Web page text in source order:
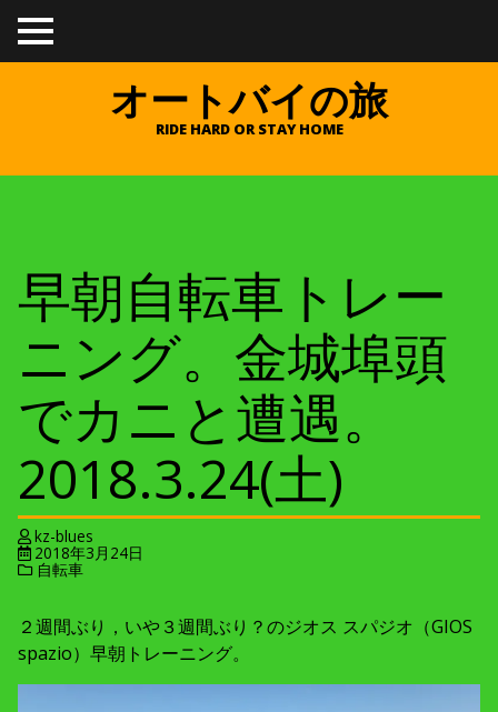
TO
GGL
オートバイの旅
RIDE HARD OR STAY HOME
早朝自転車トレー
ニング。金城埠頭
でカニと遭遇。
2018.3.24(土)
kz-blues
2018年3月24日
自転車
２週間ぶり，いや３週間ぶり？のジオス スパジオ（GIOS
spazio）早朝トレーニング。